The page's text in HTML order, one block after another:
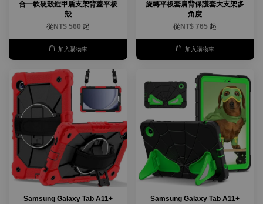
合一軟硬殼鎧甲盾支架背蓋平板
殼
從 NT$ 560 起
加入購物車
旋轉平板套肩背保護套大支架多
角度
從 NT$ 765 起
加入購物車
Samsung Galaxy Tab A11+
Samsung Galaxy Tab A11+